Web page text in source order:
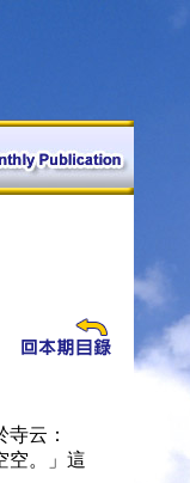
云：
空。」這